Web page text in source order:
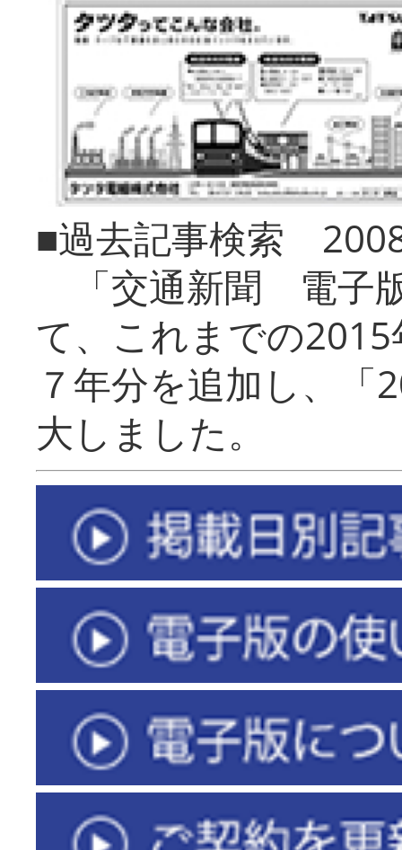
■過去記事検索
「交通新聞 電子
て、これまでの
７年分を追加し、「
大しまし